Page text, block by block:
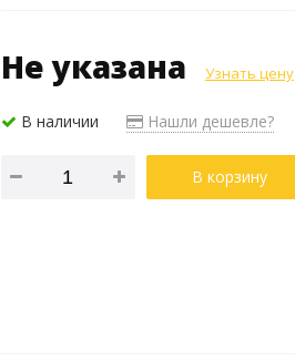
Не указана Узнать цену
В наличии Нашли дешевле?
В корзину